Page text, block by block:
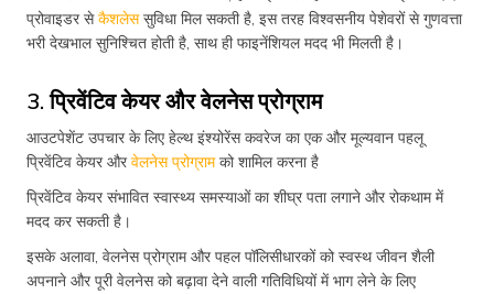
प्रोवाइडर सेकैशलेससुविधा मिल सकती है, इस तरह विश्वसनीय पेशेवरों से गुणवत्ता
भरी देखभाल सुनिश्चित होती है, साथ ही फाइनेंशियल मदद भी मिलती है।
3. प्रिवेंटिव केयर और वेलनेस प्रोग्राम
आउटपेशेंट उपचार के लिए हेल्थ इंश्योरेंस कवरेज का एक और मूल्यवान पहलू
प्रिवेंटिव केयर औरवेलनेस प्रोग्रामको शामिल करना है
प्रिवेंटिव केयर संभावित स्वास्थ्य समस्याओं का शीघ्र पता लगाने और रोकथाम में
मदद कर सकती है।
इसके अलावा, वेलनेस प्रोग्राम और पहल पॉलिसीधारकों को स्वस्थ जीवन शैली
अपनाने और पूरी वेलनेस को बढ़ावा देने वाली गतिविधियों में भाग लेने के लिए